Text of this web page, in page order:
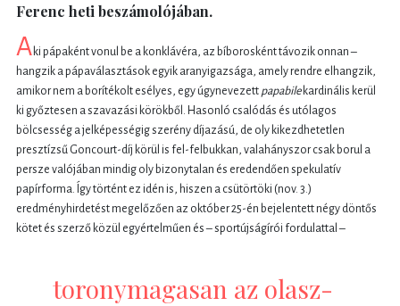
Ferenc heti beszámolójában.
A ki pápaként vonul be a konklávéra, az bíborosként távozik onnan –
hangzik a pápaválasztások egyik aranyigazsága, amely rendre elhangzik,
amikor nem a borítékolt esélyes, egy úgynevezett papabilekardinális kerül
ki győztesen a szavazási körökből. Hasonló csalódás és utólagos
bölcsesség a jelképességig szerény díjazású, de oly kikezdhetetlen
presztízsű Goncourt-díj körül is fel-felbukkan, valahányszor csak borul a
persze valójában mindig oly bizonytalan és eredendően spekulatív
papírforma. Így történt ez idén is, hiszen a csütörtöki (nov. 3.)
eredményhirdetést megelőzően az október 25-én bejelentett négy döntős
kötet és szerző közül egyértelműen és – sportújságírói fordulattal –
toronymagasan az olasz-